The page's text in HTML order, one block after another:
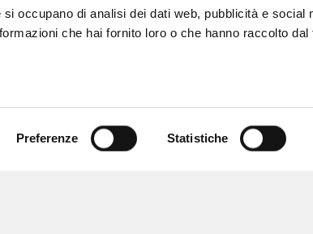
occupano di analisi dei dati web, pubblicità e social
che hai fornito loro o che hanno raccolto
Preferenze Statistiche
NAVEGA IDIOMA